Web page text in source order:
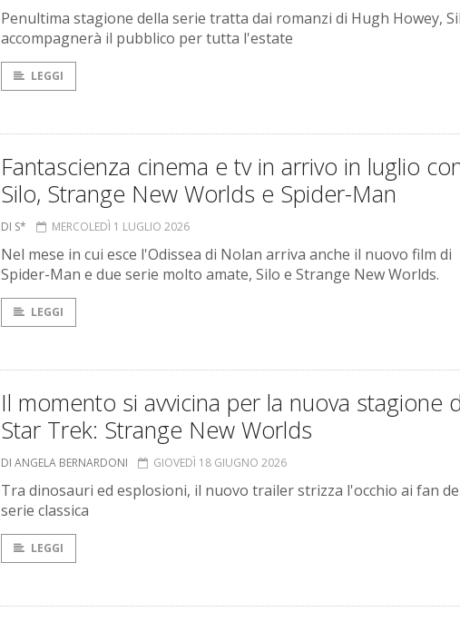
Penultima stagione della serie tratta dai romanzi di Hugh Howey,
accompagnerà il pubblico per tutta l'estate
LEGGI
Fantascienza cinema e tv in arrivo in luglio
Silo, Strange New Worlds e Spider-Man
DI S* MERCOLEDÌ 1 LUGLIO 2026
Nel mese in cui esce l'Odissea di Nolan arriva anche il nuovo film di
Spider-Man e due serie molto amate, Silo e Strange New Worlds.
LEGGI
Il momento si avvicina per la nuova stagione
Star Trek: Strange New Worlds
DI ANGELA BERNARDONI GIOVEDÌ 18 GIUGNO 2026
Tra dinosauri ed esplosioni, il nuovo trailer strizza l'occhio ai fan
serie classica
LEGGI